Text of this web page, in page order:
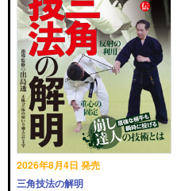
2026年8月4日 発売
三角技法の解明